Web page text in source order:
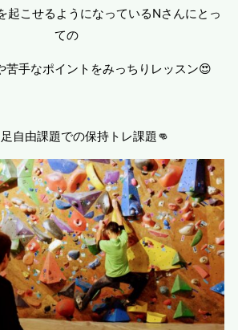
起こせるようになっているNさんにとっ
ての
苦手なポイントをみっちりレッスン😍
自由課題での保持トレ課題👊